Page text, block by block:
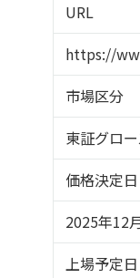
URL
https://
市場区分
東証グロ
価格決定日
2025年12
上場予定日